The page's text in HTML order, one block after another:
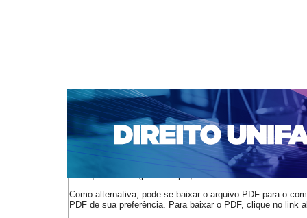
CAPA SOBRE ACESSO CADASTRO
NOTÍCIAS
EDIÇÕES DE Nº 1 A 100 WEBMAIL
Capa>n. 234 (2019) > Expósito
O arquivo PDF selecionado deve ser carregado no
de arquivos PDF (por exemplo, uma versão atual do
Como alternativa, pode-se baixar o arquivo PDF para o
PDF de sua preferência. Para baixar o PDF, clique no link